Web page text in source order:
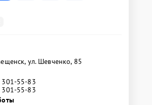
ул. Шевченко, 85
301-55-83
301-55-83